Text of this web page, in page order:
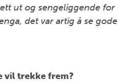
ut og sengeliggende for
det var artig å se gode
vil trekke frem?